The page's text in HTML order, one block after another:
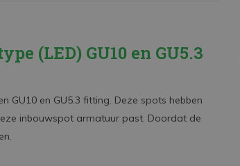
(LED) GU10 en GU5.3
GU10 en GU5.3 fitting. Deze spots hebben
inbouwspot armatuur past. Doordat de